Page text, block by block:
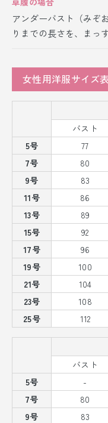
アンダーバスト（みぞ
りまでの長さを、まっ
女性用洋服サイズ表
バスト
5号
77
7号
80
9号
83
11号
86
13号
89
15号
92
17号
96
19号
100
21号
104
23号
108
25号
112
バスト
5号
-
7号
80
9号
83